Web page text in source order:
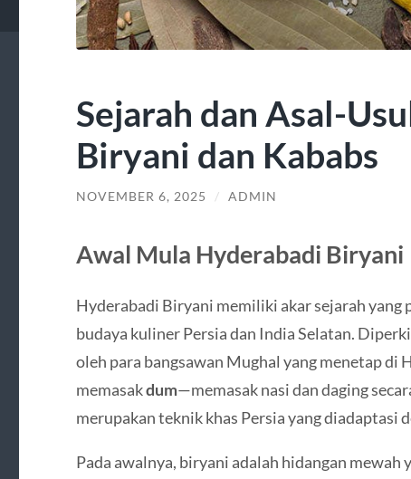
Sejarah dan Asal-
Biryani dan Kababs
NOVEMBER 6, 2025 / ADMIN
Awal Mula Hyderabadi Biryani
Hyderabadi Biryani memiliki akar sejarah yang
budaya kuliner Persia dan India Selatan.
oleh para bangsawan Mughal yang menetap di
memasakdum—memasak nasi dan daging
merupakan teknik khas Persia yang diadaptasi
Pada awalnya, biryani adalah hidangan mewah